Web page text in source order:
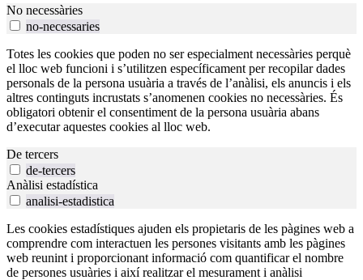
No necessàries
no-necessaries
Totes les cookies que poden no ser especialment necessàries perquè
el lloc web funcioni i s’utilitzen específicament per recopilar dades
personals de la persona usuària a través de l’anàlisi, els anuncis i els
altres continguts incrustats s’anomenen cookies no necessàries. És
obligatori obtenir el consentiment de la persona usuària abans
d’executar aquestes cookies al lloc web.
De tercers
de-tercers
Anàlisi estadística
analisi-estadistica
Les cookies estadístiques ajuden els propietaris de les pàgines web a
comprendre com interactuen les persones visitants amb les pàgines
web reunint i proporcionant informació com quantificar el nombre
de persones usuàries i així realitzar el mesurament i anàlisi